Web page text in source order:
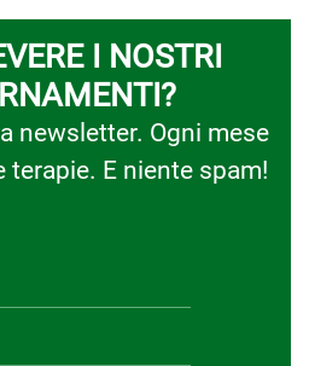
I NOSTRI
newsletter. Ogni mese
terapie. E niente spam!